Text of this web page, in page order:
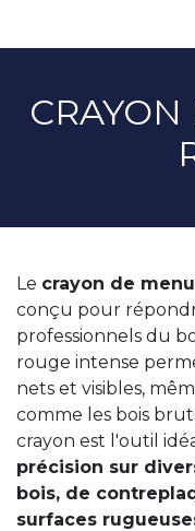
Le crayon de
conçu pour
professionnels du
rouge intense
nets et visibles,
comme les bois
crayon est l'outil
précision sur
bois, de
surfaces